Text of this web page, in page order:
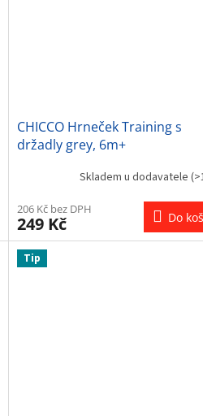
CHICCO Hrneček Training s
držadly grey, 6m+
Skladem u dodavatele
206 Kč bez DPH
249 Kč Do
Tip